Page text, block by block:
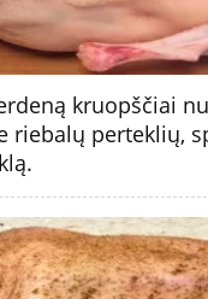
kruopščiai
riebalų perteklių,